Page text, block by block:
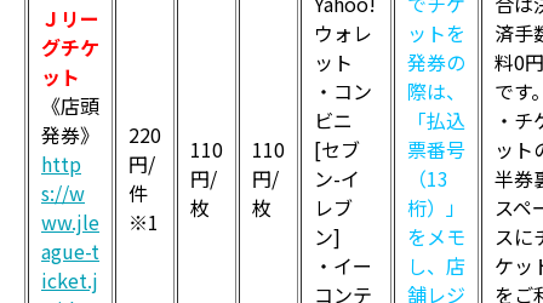
Ｊリー
グチケ
ット
《店頭
発券》
http
s://w
ww.jle
ague-t
icket.j
220
円/
件
※1
110
円/
枚
110
円/
枚
ウォレ
ット
・コン
ビニ
[セブ
ン-イ
レブ
ン]
・イー
コンテ
ットを
発券の
際は、
「払込
票番号
（13
桁）」
をメモ
し、店
舗レジ
済手
料0円
です
・チ
ット
半券
スペ
スに
ケッ
をご